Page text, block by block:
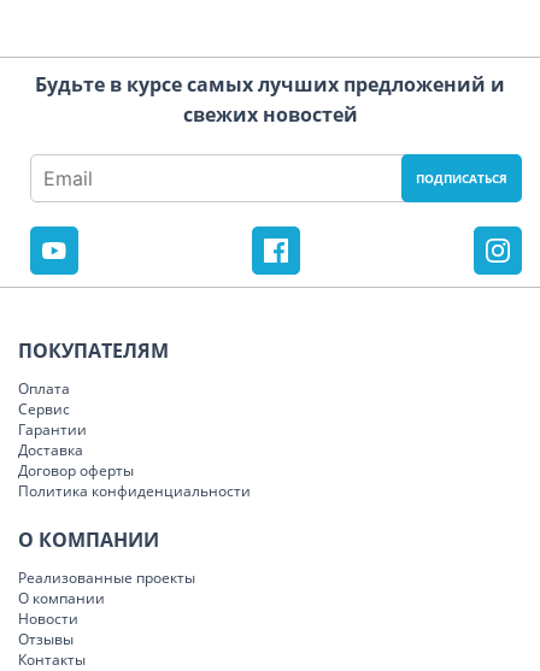
Будьте в курсе самых лучших предложений и
свежих новостей
ПОКУПАТЕЛЯМ
Оплата
Сервис
Гарантии
Доставка
Договор оферты
Политика конфиденциальности
О КОМПАНИИ
Реализованные проекты
О компании
Новости
Отзывы
Контакты